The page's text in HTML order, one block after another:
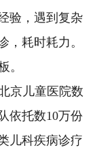
验，遇到复杂
，耗时耗力。
。
京儿童医院数
依托数10万份
儿科疾病诊疗